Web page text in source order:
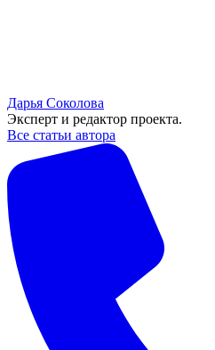
Дарья Соколова
Эксперт и редактор проекта.
Все статьи автора